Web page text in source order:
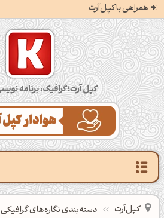
همراهی با کپل‌آرت
کپل‌آرت؛ گرافیک، برنامه‌نویسی و خلاقیت
کپل‌آرت دسته‌بندی‌ نگاره‌های گرافیکی